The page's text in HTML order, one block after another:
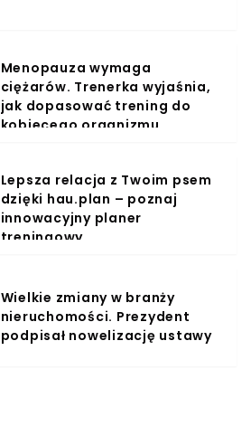
Menopauza wymaga
ciężarów. Trenerka wyjaśnia,
jak dopasować trening do
kobiecego organizmu
Lepsza relacja z Twoim psem
dzięki hau.plan – poznaj
innowacyjny planer
treningowy
Wielkie zmiany w branży
nieruchomości. Prezydent
podpisał nowelizację ustawy